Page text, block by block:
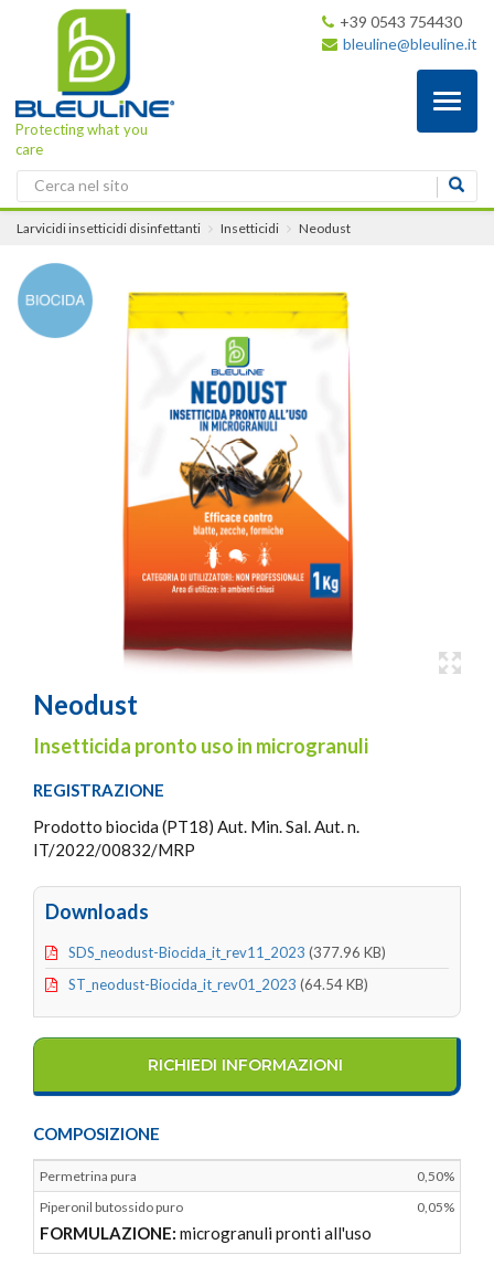
Protecting what you
care
+39 0543 754430
bleuline@bleuline.it
Larvicidi insetticidi disinfettanti Insetticidi Neodust
Neodust
Insetticida pronto uso in microgranuli
REGISTRAZIONE
Prodotto biocida (PT18) Aut. Min. Sal. Aut. n.
IT/2022/00832/MRP
Downloads
SDS_neodust-Biocida_it_rev11_2023 (377.96 KB)
ST_neodust-Biocida_it_rev01_2023 (64.54 KB)
RICHIEDI INFORMAZIONI
COMPOSIZIONE
Permetrina pura
0,50%
Piperonil butossido puro
0,05%
FORMULAZIONE: microgranuli pronti all'uso